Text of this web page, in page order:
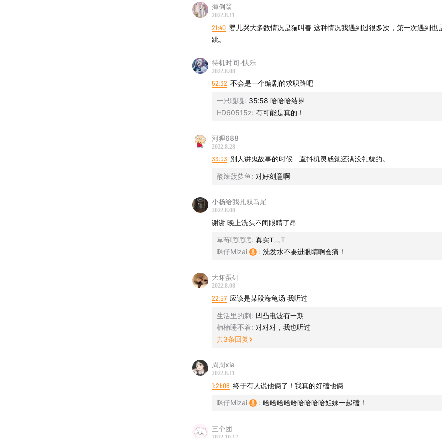
薄倒翁
2022.8.11
21:40 婴儿哭大多数情况是猫叫春 这种情况我遇到过很多次，第一次遇到也是吓了一
跳。
待机时间-快乐
2022.8.08
52:32 不会是一个编剧的求职路吧
一只嘎嘎: 35:58 哈哈哈结界
HD60515z: 有可能是真的！
河狸688
2022.8.28
33:53 别人讲鬼故事的时候一直抖机灵感觉还满没礼貌的。
酸辣菠萝鱼 : 对好刻意啊
小杨给我扎双马尾
2022.8.08
谢谢 晚上洗头不闭眼睛了昂
草莓嘿嘿嘿: 真实T﹏T
咪仔Mizai
: 洗发水不要进眼睛啊会痛！
大坏蛋针
2022.8.08
22:57 应该是某段海龟汤 我听过
生活里的刺: 凹凸电波有一期
楠楠睡不着: 对对对，我也听过
共3条回复
周周xia
2022.8.11
1:21:06 终于有人说他俩了！我真的好磕他俩
咪仔Mizai : 哈哈哈哈哈哈哈哈哈姐妹一起磕！
三个团